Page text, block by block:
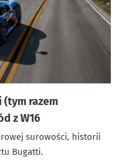
razem
z W16
surowości, historii
Bugatti.